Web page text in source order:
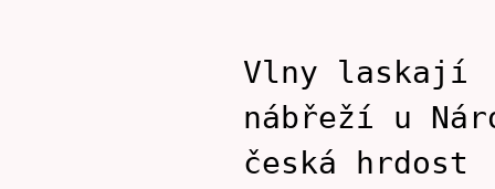
Vlny laskají
nábřeží u
česká hrdost